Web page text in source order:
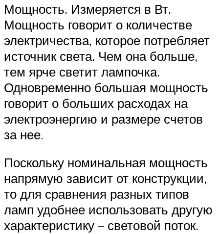
Мощность. Измеряется в Вт.
Мощность говорит о количестве
электричества, которое потребляет
источник света. Чем она больше,
тем ярче светит лампочка.
Одновременно большая мощность
говорит о больших расходах на
электроэнергию и размере счетов
за нее.
Поскольку номинальная мощность
напрямую зависит от конструкции,
то для сравнения разных типов
ламп удобнее использовать другую
характеристику – световой поток.